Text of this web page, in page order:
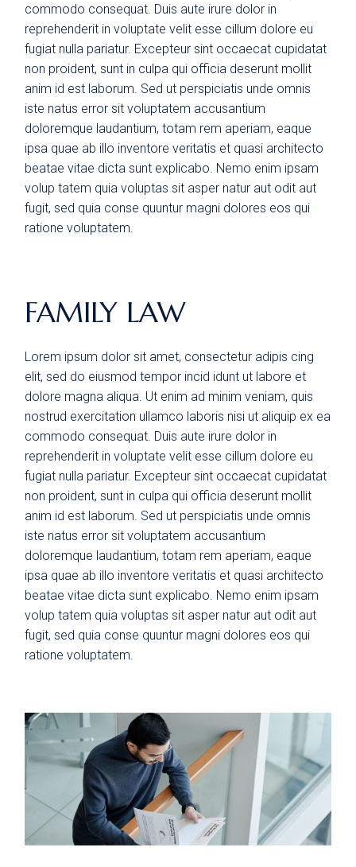
commodo consequat. Duis aute irure dolor in
reprehenderit in voluptate velit esse cillum dolore eu
fugiat nulla pariatur. Excepteur sint occaecat cupidatat
non proident, sunt in culpa qui officia deserunt mollit
anim id est laborum. Sed ut perspiciatis unde omnis
iste natus error sit voluptatem accusantium
doloremque laudantium, totam rem aperiam, eaque
ipsa quae ab illo inventore veritatis et quasi architecto
beatae vitae dicta sunt explicabo. Nemo enim ipsam
volup tatem quia voluptas sit asper natur aut odit aut
fugit, sed quia conse quuntur magni dolores eos qui
ratione voluptatem.
FAMILY LAW
Lorem ipsum dolor sit amet, consectetur adipis cing
elit, sed do eiusmod tempor incid idunt ut labore et
dolore magna aliqua. Ut enim ad minim veniam, quis
nostrud exercitation ullamco laboris nisi ut aliquip ex ea
commodo consequat. Duis aute irure dolor in
reprehenderit in voluptate velit esse cillum dolore eu
fugiat nulla pariatur. Excepteur sint occaecat cupidatat
non proident, sunt in culpa qui officia deserunt mollit
anim id est laborum. Sed ut perspiciatis unde omnis
iste natus error sit voluptatem accusantium
doloremque laudantium, totam rem aperiam, eaque
ipsa quae ab illo inventore veritatis et quasi architecto
beatae vitae dicta sunt explicabo. Nemo enim ipsam
volup tatem quia voluptas sit asper natur aut odit aut
fugit, sed quia conse quuntur magni dolores eos qui
ratione voluptatem.